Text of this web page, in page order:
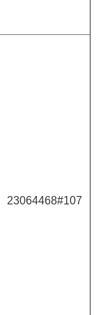
23064468#107